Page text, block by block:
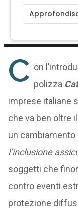
C on
polizza
imprese italiane
che va ben oltre
un
l’inclusione
soggetti che
contro eventi
protezione